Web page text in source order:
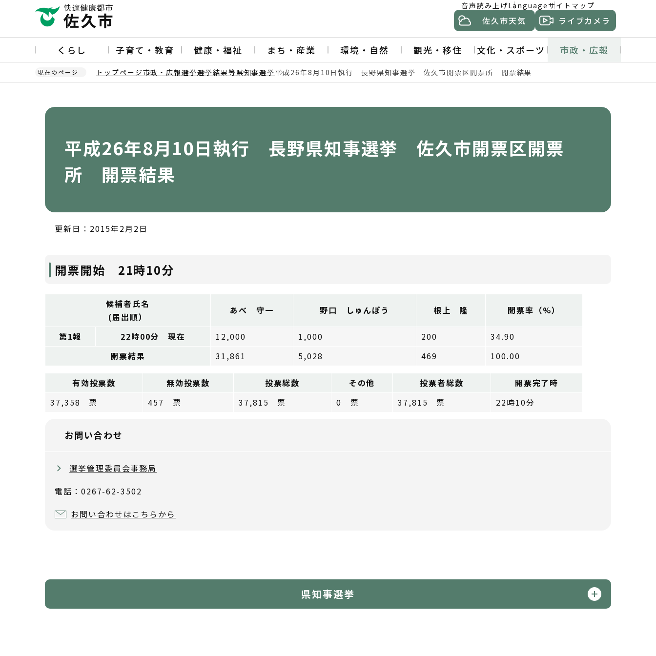
ー
の
音声読み上げLanguage サイトマップ
佐久市天気 ライブカメラ
くらし 子育て・教育 健康・福祉 まち・産業 環境・自然 観光・移住 文化・スポーツ 市政・広報
現在のページ トップページ市政・広報選挙選挙結果等県知事選挙平成26年8月10日執行 長野県知事選挙 佐久市開票区開票所 開票結果
平成26年8月10日執行 長野県知事選挙 佐久市開票区開票
所 開票結果
更新日：2015年2月2日
開票開始 21時10分
候補者氏名
(届出順）
あべ 守一 野口 しゅんぽう 根上 隆 開票率（%）
第1報 22時00分 現在 12,000 1,000 200
34.90
開票結果
31,861 5,028 469 100.00
有効投票数 無効投票数 投票総数 その他 投票者総数
開票完了時
37,358 票
457 票 37,815 票 0 票 37,815 票 22時10分
お問い合わせ
選挙管理委員会事務局
電話：0267-62-3502
お問い合わせはこちらから
県知事選挙